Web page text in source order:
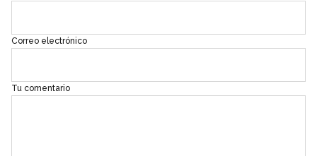
Correo electrónico
Tu comentario